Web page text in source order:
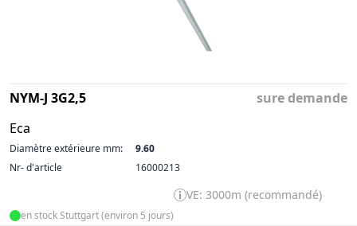
NYM-J 3G2,5
Eca
sure demande
Diamètre extérieure mm:
9.60
Nr- d'article
16000213
VE: 3000m (recommandé)
en stock Stuttgart (environ 5 jours)